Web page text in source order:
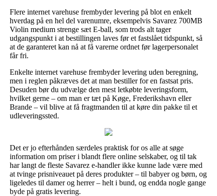
Flere internet varehuse frembyder levering på blot en enkelt
hverdag på en hel del varenumre, eksempelvis Savarez 700MB
Violin medium strenge sæt E-ball, som trods alt tager
udgangspunkt i at bestillingen laves før et fastslået tidspunkt, så
at de garanteret kan nå at få varerne ordnet før lagerpersonalet
får fri.
Enkelte internet varehuse frembyder levering uden beregning,
men i reglen påkræves det at man bestiller for en fastsat pris.
Desuden bør du udvælge den mest letkøbte leveringsform,
hvilket gerne – om man er tæt på Køge, Frederikshavn eller
Brande – vil blive at få fragtmanden til at køre din pakke til et
udleveringssted.
Det er jo efterhånden særdeles praktisk for os alle at søge
information om priser i blandt flere online selskaber, og til tak
har langt de fleste Savarez e-handler ikke kunne lade være med
at tvinge prisniveauet på deres produkter – til babyer og børn, og
ligeledes til damer og herrer – helt i bund, og endda nogle gange
byde på gratis levering.